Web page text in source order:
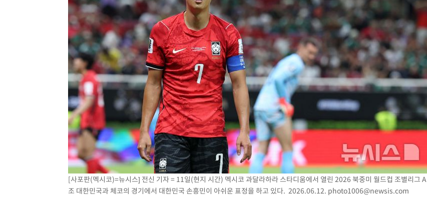
[사포판(멕시코)=뉴시스] 전신 기자 = 11일(현지 시간) 멕시코 과달라하라 스타디움에서 열린 2026 북중미 월드컵 조별리그 A
조 대한민국과 체코의 경기에서 대한민국 손흥민이 아쉬운 표정을 하고 있다. 2026.06.12. photo1006@newsis.com